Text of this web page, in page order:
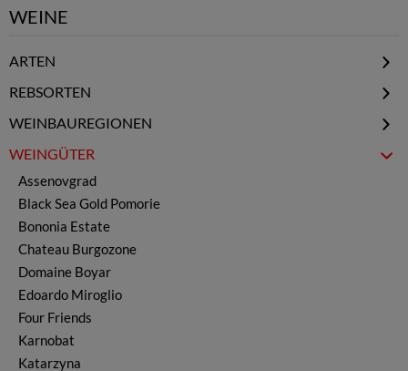
WEINE
ARTEN
Natural / Low Intervention
Rotwein
Weißwein
Rosewein
Cuvee Wein
Likörwein
Reserve Wein
Prämierte Weine
Wermut - Pelin
Magnum
ohne Sulfite
Schaumwein Sekt
REBSORTEN
Cabernet Franc
Chardonnay
Dimiat
Gamza & Kadarka
Grenache
Riesling
Rkaziteli
Malbec
Marselan
Mavrud
WEINBAUREGIONEN
Donauebene - Nord
Schwarzmeerregion - Ost
Rosental - Zentral
Thrakische Tiefebene - Süd
Strumatal - Südwest
WEINGÜTER
Assenovgrad
Black Sea Gold Pomorie
Bononia Estate
Chateau Burgozone
Domaine Boyar
Edoardo Miroglio
Four Friends
Karnobat
Katarzyna